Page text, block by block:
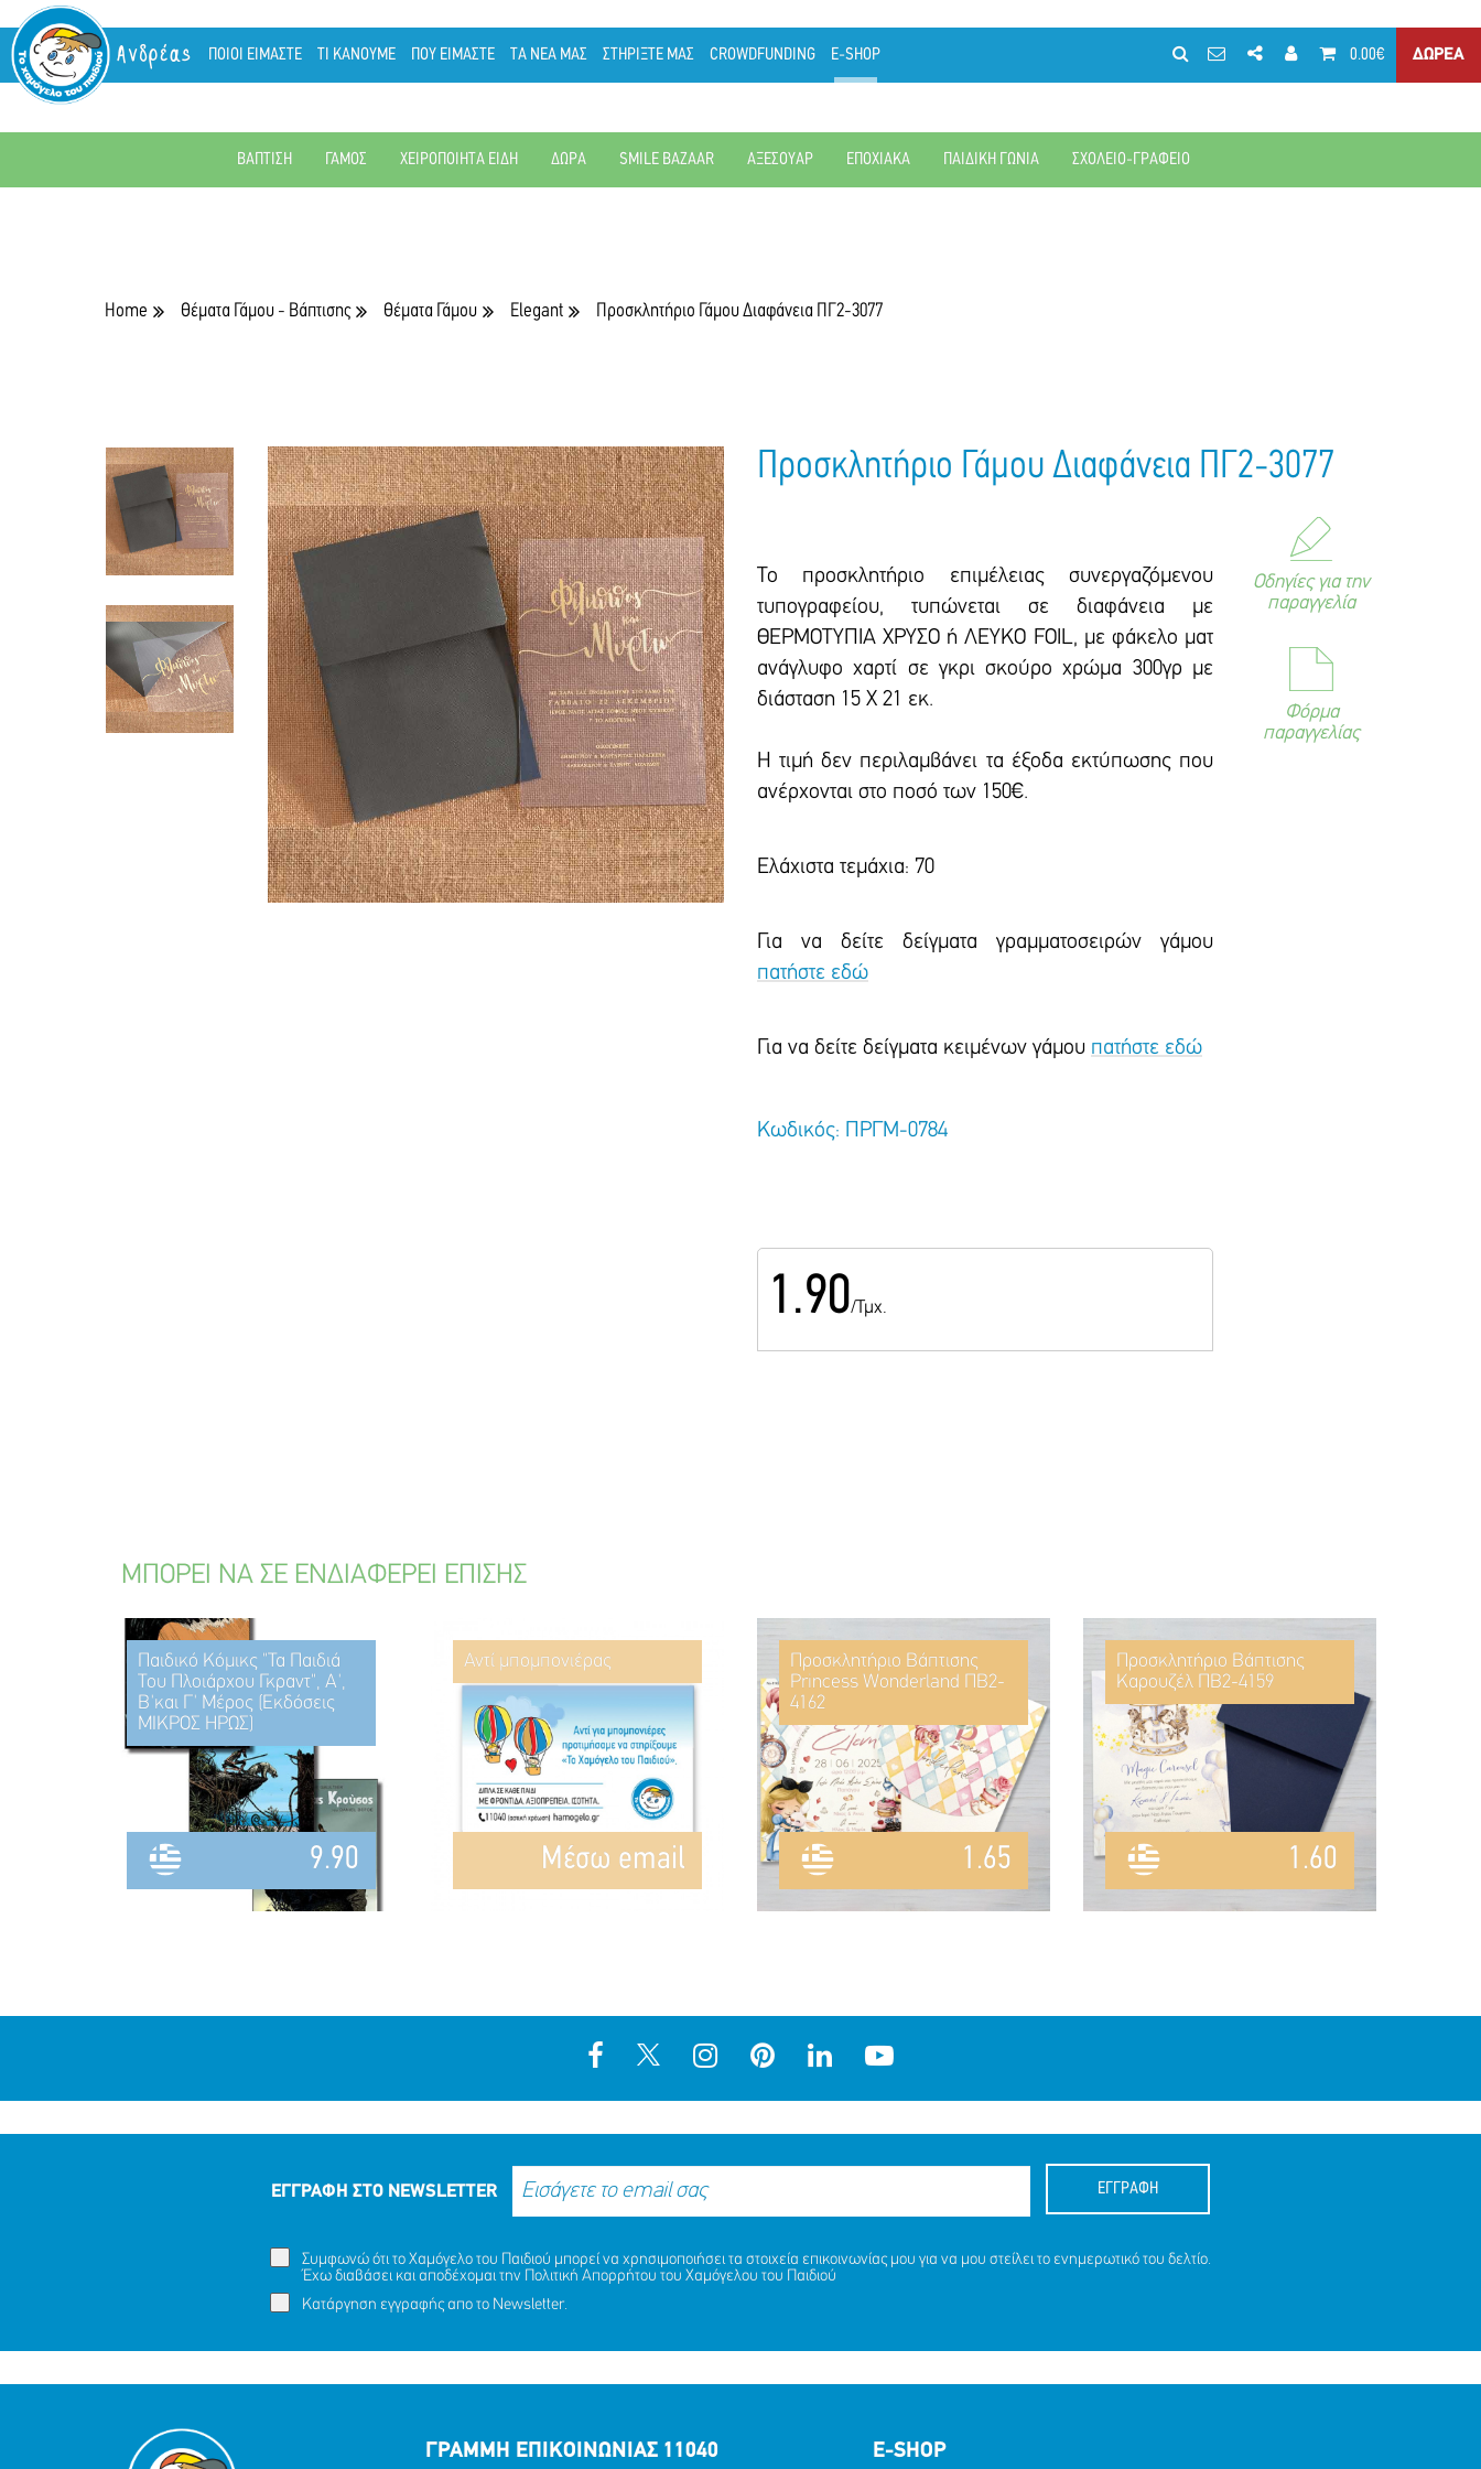
Ανδρέας ΠΟΙΟΙ ΕΙΜΑΣΤΕ ΤΙ ΚΑΝΟΥΜΕ ΠΟΥ ΕΙΜΑΣΤΕ ΤΑ ΝΕΑ ΜΑΣ ΣΤΗΡΙΞΤΕ ΜΑΣ CROWDFUNDING E-SHOP 0.00€ ΔΩΡΕΑ
ΒΑΠΤΙΣΗ ΓΑΜΟΣ ΧΕΙΡΟΠΟΙΗΤΑ ΕΙΔΗ ΔΩΡΑ SMILE BAZAAR ΑΞΕΣΟΥΑΡ ΕΠΟΧΙΑΚΑ ΠΑΙΔΙΚΗ ΓΩΝΙΑ ΣΧΟΛΕΙΟ-ΓΡΑΦΕΙΟ
Home Θέματα Γάμου - Βάπτισης Θέματα Γάμου Elegant Προσκλητήριο Γάμου Διαφάνεια ΠΓ2-3077
Προσκλητήριο Γάμου Διαφάνεια ΠΓ2-3077
Το προσκλητήριο επιμέλειας συνεργαζόμενου
τυπογραφείου, τυπώνεται σε διαφάνεια με
ΘΕΡΜΟΤΥΠΙΑ ΧΡΥΣΟ ή ΛΕΥΚΟ FOIL, με φάκελο ματ
ανάγλυφο χαρτί σε γκρι σκούρο χρώμα 300γρ με
διάσταση 15 Χ 21 εκ.
Η τιμή δεν περιλαμβάνει τα έξοδα εκτύπωσης που
ανέρχονται στο ποσό των 150€.
Ελάχιστα τεμάχια: 70
Για να δείτε δείγματα γραμματοσειρών γάμου
πατήστε εδώ
Για να δείτε δείγματα κειμένων γάμου πατήστε εδώ
Κωδικός: ΠΡΓΜ-0784
1.90/Τμχ.
Οδηγίες για την
παραγγελία
Φόρμα
παραγγελίας
ΜΠΟΡΕΙ ΝΑ ΣΕ ΕΝΔΙΑΦΕΡΕΙ ΕΠΙΣΗΣ
Παιδικό Κόμικς "Τα Παιδιά
Του Πλοιάρχου Γκραντ", Α',
Β'και Γ' Μέρος (Εκδόσεις
ΜΙΚΡΟΣ ΗΡΩΣ)
9.90
Αντί μπομπονιέρας
Mέσω email
Προσκλητήριο Βάπτισης
Princess Wonderland ΠΒ2-
4162
1.65
Προσκλητήριο Βάπτισης
Καρουζέλ ΠΒ2-4159
1.60
ΕΓΓΡΑΦΗ ΣΤΟ NEWSLETTER ΕΓΓΡΑΦΗ
Συμφωνώ ότι το Χαμόγελο του Παιδιού μπορεί να χρησιμοποιήσει τα στοιχεία επικοινωνίας μου για να μου στείλει το ενημερωτικό του δελτίο.
Έχω διαβάσει και αποδέχομαι την Πολιτική Απορρήτου του Χαμόγελου του Παιδιού
Κατάργηση εγγραφής απο το Newsletter.
ΓΡΑΜΜΗ ΕΠΙΚΟΙΝΩΝΙΑΣ 11040 E-SHOP